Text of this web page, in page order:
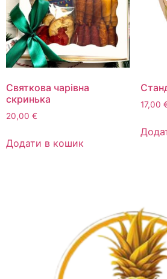
Святкова чарівна
скринька
20,00 €
Додати в кошик
17,00